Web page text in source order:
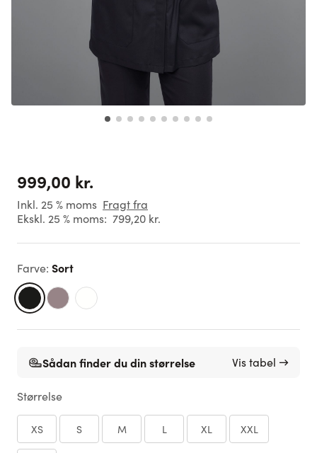
999,00 kr.
Inkl. 25 % moms Fragt fra
Ekskl. 25 % moms: 799,20 kr.
Farve: Sort
Sådan finder du din størrelse Vis tabel →
Størrelse
XS S M L XL XXL